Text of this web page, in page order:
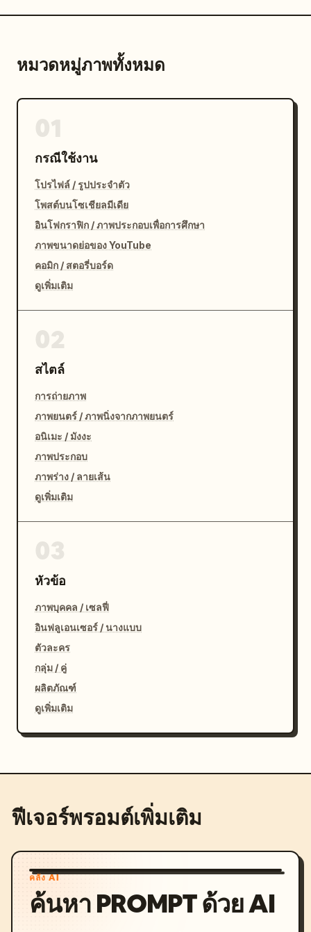
หมวดหมู่ภาพทั้งหมด
กรณีใช้งาน
โปรไฟล์ / รูปประจำตัว
โพสต์บนโซเชียลมีเดีย
อินโฟกราฟิก / ภาพประกอบเพื่อการศึกษา
ภาพขนาดย่อของ YouTube
คอมิก / สตอรี่บอร์ด
ดูเพิ่มเติม
สไตล์
การถ่ายภาพ
ภาพยนตร์ / ภาพนิ่งจากภาพยนตร์
อนิเมะ / มังงะ
ภาพประกอบ
ภาพร่าง / ลายเส้น
ดูเพิ่มเติม
หัวข้อ
ภาพบุคคล / เซลฟี่
อินฟลูเอนเซอร์ / นางแบบ
ตัวละคร
กลุ่ม / คู่
ผลิตภัณฑ์
ดูเพิ่มเติม
ฟีเจอร์พรอมต์เพิ่มเติม
คลัง AI
ค้นหา PROMPT ด้วย AI